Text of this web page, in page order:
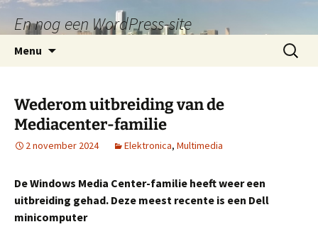
En nog een WordPress-site
Menu
Zoeken
naar:
Wederom uitbreiding van de
Mediacenter-familie
2 november 2024 Elektronica, Multimedia
De Windows Media Center-familie heeft weer een
uitbreiding gehad. Deze meest recente is een Dell
minicomputer